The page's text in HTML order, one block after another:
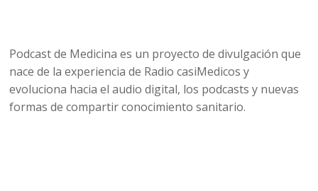
Podcast de Medicina es un proyecto de divulgación que
nace de la experiencia de Radio casiMedicos y
evoluciona hacia el audio digital, los podcasts y nuevas
formas de compartir conocimiento sanitario.